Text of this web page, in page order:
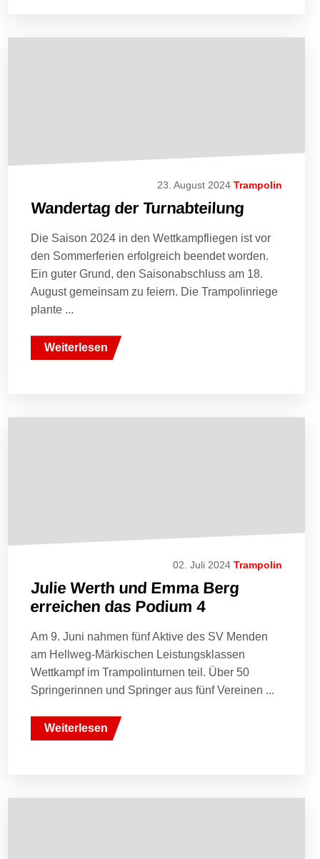
23. August 2024 Trampolin
Wandertag der Turnabteilung
Die Saison 2024 in den Wettkampfliegen ist vor
den Sommerferien erfolgreich beendet worden.
Ein guter Grund, den Saisonabschluss am 18.
August gemeinsam zu feiern. Die Trampolinriege
plante ...
Weiterlesen
02. Juli 2024 Trampolin
Julie Werth und Emma Berg
erreichen das Podium 4
Am 9. Juni nahmen fünf Aktive des SV Menden
am Hellweg-Märkischen Leistungsklassen
Wettkampf im Trampolinturnen teil. Über 50
Springerinnen und Springer aus fünf Vereinen ...
Weiterlesen